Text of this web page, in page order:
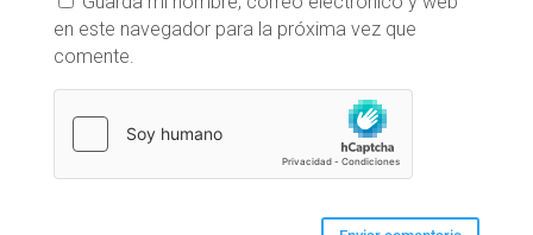
en este navegador para la próxima vez que
comente.